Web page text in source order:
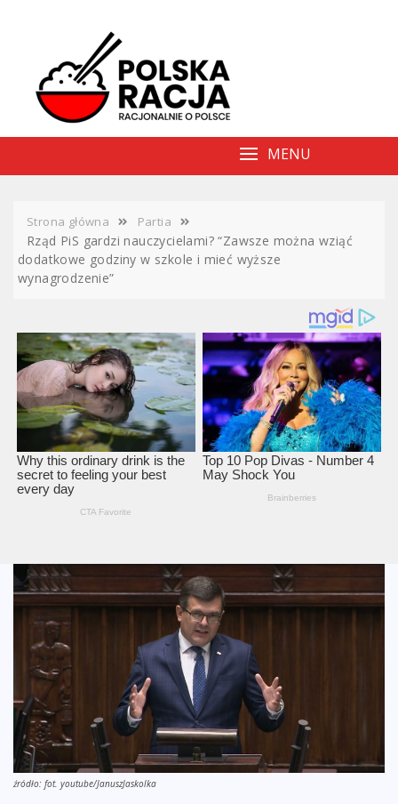
MENU
Strona główna Partia
Rząd PiS gardzi nauczycielami? “Zawsze można wziąć
dodatkowe godziny w szkole i mieć wyższe
wynagrodzenie”
źródło: fot. youtube/JanuszJaskolka